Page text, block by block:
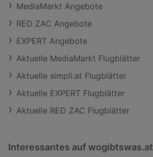
MediaMarkt Angebote
RED ZAC Angebote
EXPERT Angebote
Aktuelle MediaMarkt Flugblätter
Aktuelle simpli.at Flugblätter
Aktuelle EXPERT Flugblätter
Aktuelle RED ZAC Flugblätter
Interessantes auf wogibtswas.at